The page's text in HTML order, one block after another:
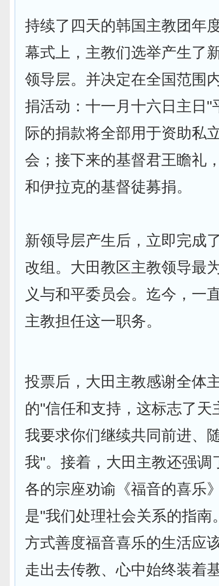
持续了四天的韩国主教团年
幕式上，主教们选举产生了
领导层。并决定在全国范围
捐活动：十一月十六日主日"
际的捐款将全部用于资助私
会；接下来的基督君王瞻礼
和伊拉克的基督徒募捐。
新领导层产生后，立即完成
改组。大田教区主教领导最
义与和平委员会。迄今，一
主教担任这一职务。
投票后，大田主教感谢全体
的"信任和支持，这标志了天
我要求你们继续共同前进、
我"。接着，大田主教还强调
各的宗座劝谕《福音的喜乐
是"我们处理社会关系的指南
方式善度福音喜乐的生活应
走出去传教、心中始终装着